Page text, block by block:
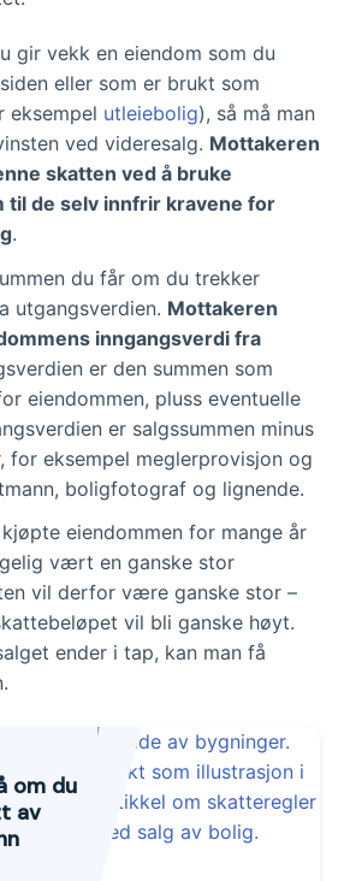
gir vekk en eiendom som du
eller som er brukt som
utleiebolig), så må man
ved videresalg. Mottakeren
skatten ved å bruke
til de selv innfrir kravene for
.
du får om du trekker
utgangsverdien. Mottakeren
inngangsverdi fra
er den summen som
eiendommen, pluss eventuelle
er salgssummen minus
for eksempel meglerprovisjon og
boligfotograf og lignende.
eiendommen for mange år
vært en ganske stor
vil derfor være ganske stor –
vil bli ganske høyt.
ender i tap, kan man få
om du
av